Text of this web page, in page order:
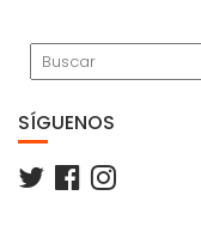
Buscar
SÍGUENOS